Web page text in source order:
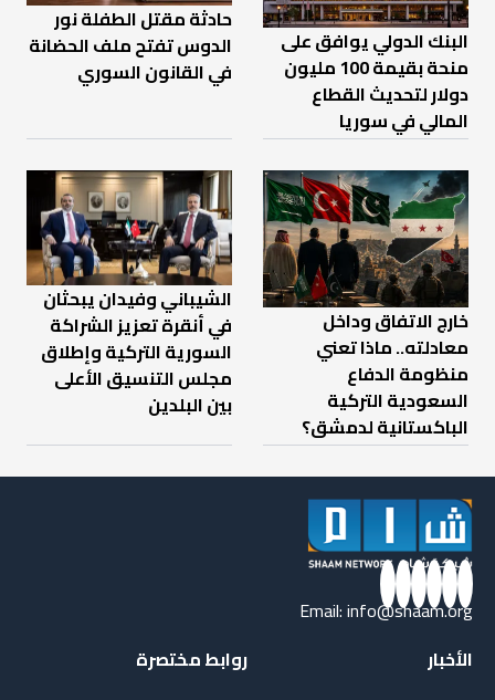
البنك الدولي يوافق على
منحة بقيمة 100 مليون
دولار لتحديث القطاع
المالي في سوريا
حادثة مقتل الطفلة نور
الدوس تفتح ملف الحضانة
في القانون السوري
خارج الاتفاق وداخل
معادلته.. ماذا تعني
منظومة الدفاع
السعودية التركية
الباكستانية لدمشق؟
الشيباني وفيدان يبحثان
في أنقرة تعزيز الشراكة
السورية التركية وإطلاق
مجلس التنسيق الأعلى
بين البلدين
Email:info@shaam.org
الأخبار
روابط مختصرة